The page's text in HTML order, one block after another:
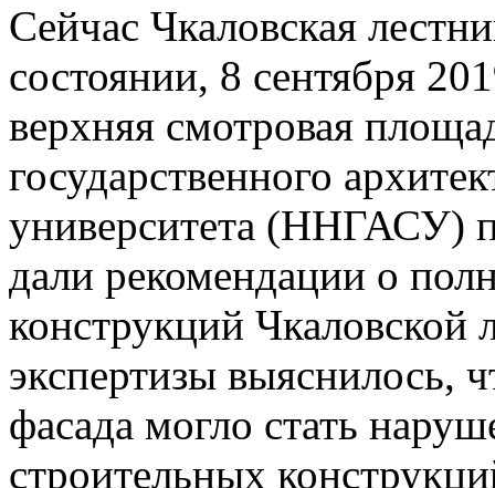
Сейчас Чкаловская
состоянии, 8 сентября
верхняя смотровая
государственного
университета (ННГАСУ)
дали рекомендации о
конструкций Чкаловской
экспертизы выяснилось,
фасада могло стать
строительных